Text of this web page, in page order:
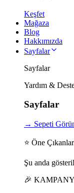
Keşfet
Mağaza
Blog
Hakkımızda
Sayfalar
Sayfalar
Yardım &
Sayfalar
→ Sepeti
⭐ Öne Çıkanlar
Şu anda
🎉